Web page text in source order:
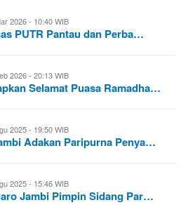
2026 - 10:40 WIB
PUTR Pantau dan Perba…
2026 - 20:13 WIB
Selamat Puasa Ramadha…
2025 - 19:50 WIB
Adakan Paripurna Penya…
2025 - 15:46 WIB
Jambi Pimpin Sidang Par…